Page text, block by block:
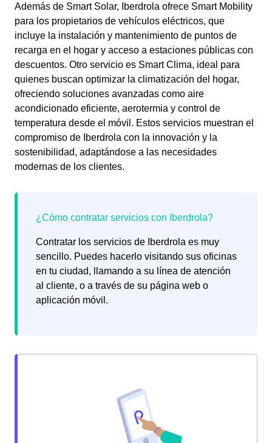
Además de Smart Solar, Iberdrola ofrece Smart Mobility
para los propietarios de vehículos eléctricos, que
incluye la instalación y mantenimiento de puntos de
recarga en el hogar y acceso a estaciones públicas con
descuentos. Otro servicio es Smart Clima, ideal para
quienes buscan optimizar la climatización del hogar,
ofreciendo soluciones avanzadas como aire
acondicionado eficiente, aerotermia y control de
temperatura desde el móvil. Estos servicios muestran el
compromiso de Iberdrola con la innovación y la
sostenibilidad, adaptándose a las necesidades
modernas de los clientes.
Contratar los servicios de Iberdrola es muy
sencillo. Puedes hacerlo visitando sus oficinas
en tu ciudad, llamando a su línea de atención
al cliente, o a través de su página web o
aplicación móvil.